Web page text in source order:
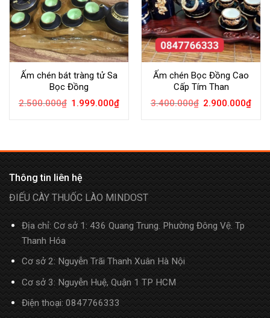
Ấm chén bát tràng tử Sa
Bọc Đồng
2.500.000₫ 1.999.000₫
Ấm chén Bọc Đồng Cao
Cấp Tím Than
3.400.000₫ 2.900.000₫
Thông tin liên hệ
ĐIẾU CÀY THUỐC LÀO MINDOST
Địa chỉ: Cơ sở 1: 436 Quang Trung. Phường Đông Vệ. Tp
Thanh Hóa
Cơ sở 2: Nguyễn Trãi Thanh Xuân Hà Nội
Cơ sở 3: Nguyễn Huệ, Quận 1 TP HCM
Điện thoại:0847766333